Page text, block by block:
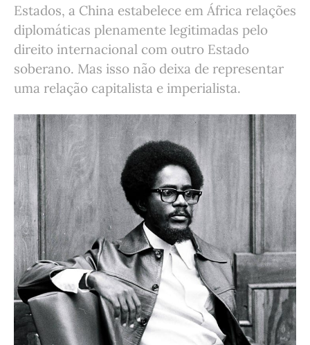
Estados, a China estabelece em África relações
diplomáticas plenamente legitimadas pelo
direito internacional com outro Estado
soberano. Mas isso não deixa de representar
uma relação capitalista e imperialista.